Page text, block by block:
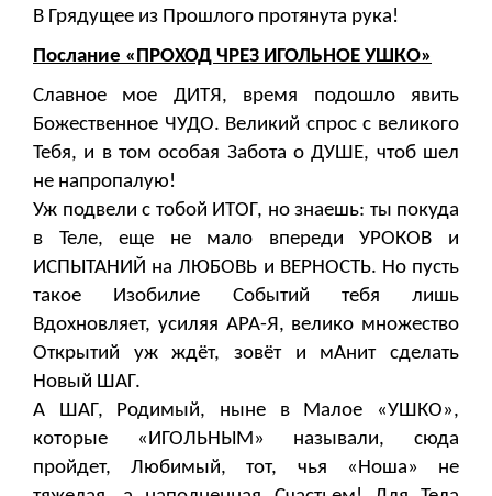
В Грядущее из Прошлого протянута рука!
Послание «ПРОХОД ЧРЕЗ ИГОЛЬНОЕ УШКО»
Славное мое ДИТЯ, время подошло явить
Божественное ЧУДО. Великий спрос с великого
Тебя, и в том особая Забота о ДУШЕ, чтоб шел
не напропалую!
Уж подвели с тобой ИТОГ, но знаешь: ты покуда
в Теле, еще не мало впереди УРОКОВ и
ИСПЫТАНИЙ на ЛЮБОВЬ и ВЕРНОСТЬ. Но пусть
такое Изобилие Событий тебя лишь
Вдохновляет, усиляя АРА-Я, велико множество
Открытий уж ждёт, зовёт и мАнит сделать
Новый ШАГ.
А ШАГ, Родимый, ныне в Малое «УШКО»,
которые «ИГОЛЬНЫМ» называли, сюда
пройдет, Любимый, тот, чья «Ноша» не